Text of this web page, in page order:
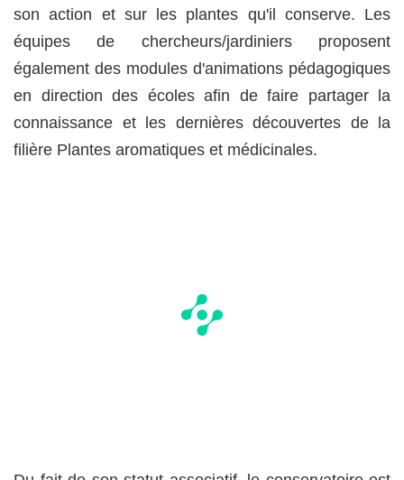
son action et sur les plantes qu'il conserve. Les
équipes de chercheurs/jardiniers proposent
également des modules d'animations pédagogiques
en direction des écoles afin de faire partager la
connaissance et les dernières découvertes de la
filière Plantes aromatiques et médicinales.